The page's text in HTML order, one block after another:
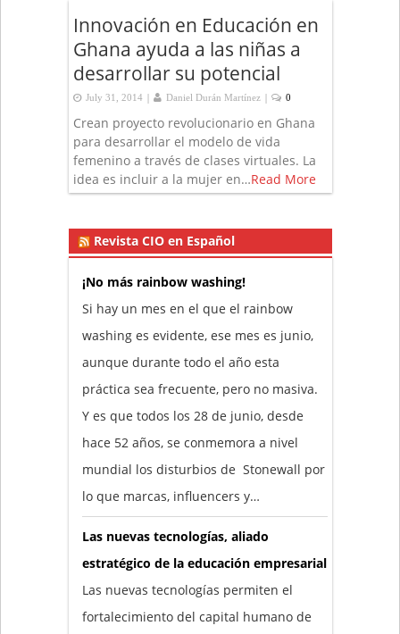
Innovación en Educación en
Ghana ayuda a las niñas a
desarrollar su potencial
July 31, 2014 | Daniel Durán Martínez | 0
Crean proyecto revolucionario en Ghana
para desarrollar el modelo de vida
femenino a través de clases virtuales. La
idea es incluir a la mujer en…Read More
Revista CIO en Español
¡No más rainbow washing!
Si hay un mes en el que el rainbow
washing es evidente, ese mes es junio,
aunque durante todo el año esta
práctica sea frecuente, pero no masiva.
Y es que todos los 28 de junio, desde
hace 52 años, se conmemora a nivel
mundial los disturbios de Stonewall por
lo que marcas, influencers y…
Las nuevas tecnologías, aliado
estratégico de la educación empresarial
Las nuevas tecnologías permiten el
fortalecimiento del capital humano de